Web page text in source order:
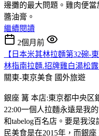
邊攤的最大問題。雞肉便
醬油膏。
繼續閱讀
2個月前
【日本米其林拉麵第32碗-
林指南拉麵.招牌雞白湯松
關東-東京美食 國外旅遊
銀座 篝 本店:東京都中央区
22:00一個人拉麵永遠是我
和tabelog百名店。要是我
民美食是在2015年，而銀